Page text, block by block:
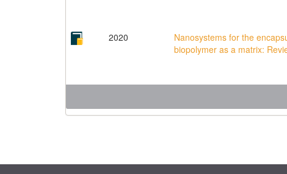
2020
Nanosystems for the
biopolymer as a matrix: